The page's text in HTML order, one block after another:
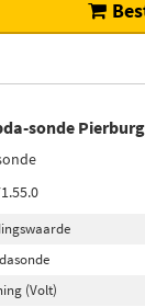
sonde
(Volt)